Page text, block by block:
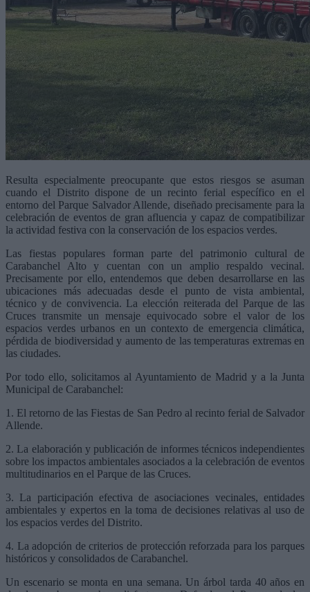
Resulta especialmente preocupante que estos riesgos se asuman
cuando el Distrito dispone de un recinto ferial específico en el
entorno del Parque Salvador Allende, diseñado precisamente para la
celebración de eventos de gran afluencia y capaz de compatibilizar
la actividad festiva con la conservación de los espacios verdes.
Las fiestas populares forman parte del patrimonio cultural de
Carabanchel Alto y cuentan con un amplio respaldo vecinal.
Precisamente por ello, entendemos que deben desarrollarse en las
ubicaciones más adecuadas desde el punto de vista ambiental,
técnico y de convivencia. La elección reiterada del Parque de las
Cruces transmite un mensaje equivocado sobre el valor de los
espacios verdes urbanos en un contexto de emergencia climática,
pérdida de biodiversidad y aumento de las temperaturas extremas en
las ciudades.
Por todo ello, solicitamos al Ayuntamiento de Madrid y a la Junta
Municipal de Carabanchel:
1. El retorno de las Fiestas de San Pedro al recinto ferial de Salvador
Allende.
2. La elaboración y publicación de informes técnicos independientes
sobre los impactos ambientales asociados a la celebración de eventos
multitudinarios en el Parque de las Cruces.
3. La participación efectiva de asociaciones vecinales, entidades
ambientales y expertos en la toma de decisiones relativas al uso de
los espacios verdes del Distrito.
4. La adopción de criterios de protección reforzada para los parques
históricos y consolidados de Carabanchel.
Un escenario se monta en una semana. Un árbol tarda 40 años en